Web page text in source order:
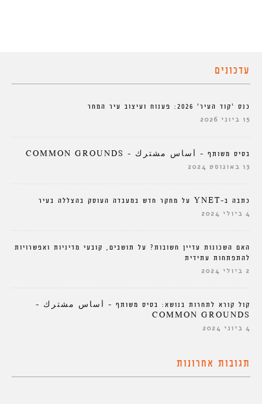
עדכונים
כנס ‘קוד העיר’ 2026: פענוח ועיצוב עיר המחר
15 ביוני 2026
בסיס משותף – أساس مشترك – COMMON GROUNDS
13 באוגוסט 2024
כתבה ב-YNET על מחקר חדש במעבדה העוסק בהצללה בעיר
4 ביולי 2024
האם השכונות עדיין חשובות? על תושבים, קובעי מדיניות ואפשרויות
להתפתחות עתידית
2 ביולי 2024
קול קורא לתחרות בנושא: בסיס משותף – أساس مشترك –
COMMON GROUNDS
4 ביוני 2024
תגובות אחרונות